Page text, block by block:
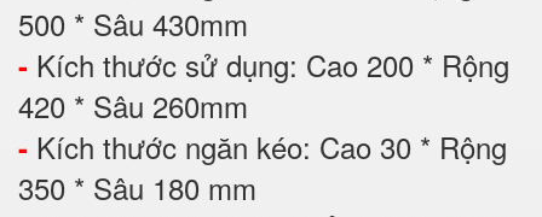
500 * Sâu 430mm
- Kích thước sử dụng: Cao 200 * Rộng
420 * Sâu 260mm
- Kích thước ngăn kéo: Cao 30 * Rộng
350 * Sâu 180 mm